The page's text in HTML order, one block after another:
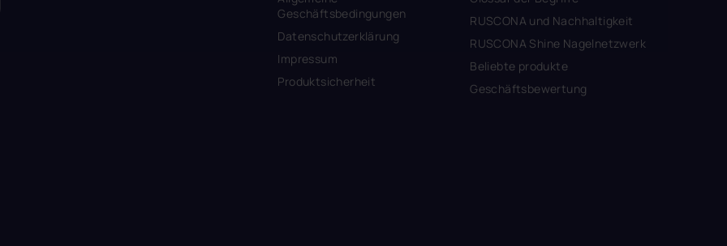
Geschäftsbedingungen
Datenschutzerklärung
Impressum
Produktsicherheit
RUSCONA und Nachhaltigkeit
RUSCONA Shine Nagelnetzwerk
Beliebte produkte
Geschäftsbewertung